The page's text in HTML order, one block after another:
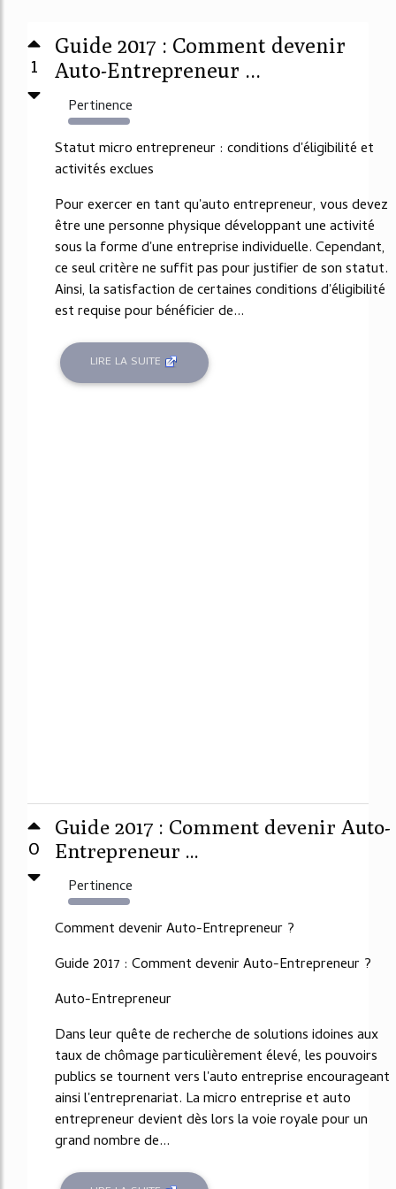
1
Guide 2017 : Comment devenir
Auto-Entrepreneur ...
Pertinence
28853%
Statut micro entrepreneur : conditions d'éligibilité et
activités exclues
Pour exercer en tant qu'auto entrepreneur, vous devez
être une personne physique développant une activité
sous la forme d'une entreprise individuelle. Cependant,
ce seul critère ne suffit pas pour justifier de son statut.
Ainsi, la satisfaction de certaines conditions d'éligibilité
est requise pour bénéficier de...
LIRE LA SUITE
0
Guide 2017 : Comment devenir Auto-
Entrepreneur ...
Pertinence
29807%
Comment devenir Auto-Entrepreneur ?
Guide 2017 : Comment devenir Auto-Entrepreneur ?
Auto-Entrepreneur
Dans leur quête de recherche de solutions idoines aux
taux de chômage particulièrement élevé, les pouvoirs
publics se tournent vers l'auto entreprise encourageant
ainsi l'entreprenariat. La micro entreprise et auto
entrepreneur devient dès lors la voie royale pour un
grand nombre de...